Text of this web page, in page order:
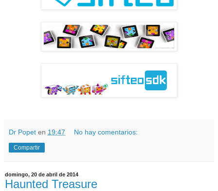
Dr Popet en 19:47 No hay comentarios:
Compartir
domingo, 20 de abril de 2014
Haunted Treasure